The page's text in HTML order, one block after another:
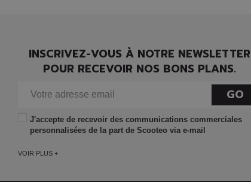
INSCRIVEZ-VOUS À NOTRE NEWSLETTER
POUR RECEVOIR NOS BONS PLANS.
GO
J'accepte de recevoir des communications commerciales
personnalisées de la part de Scooteo via e-mail
VOIR PLUS +